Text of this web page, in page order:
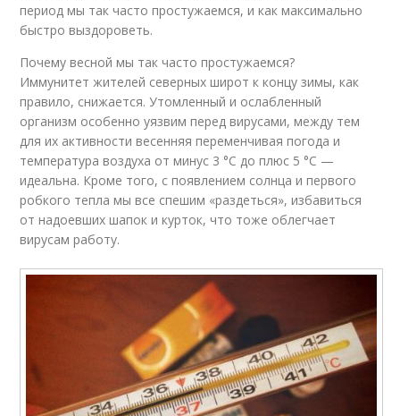
период мы так часто простужаемся, и как максимально
быстро выздороветь.
Почему весной мы так часто простужаемся?
Иммунитет жителей северных широт к концу зимы, как
правило, снижается. Утомленный и ослабленный
организм особенно уязвим перед вирусами, между тем
для их активности весенняя переменчивая погода и
температура воздуха от минус 3 °С до плюс 5 °С —
идеальна. Кроме того, с появлением солнца и первого
робкого тепла мы все спешим «раздеться», избавиться
от надоевших шапок и курток, что тоже облегчает
вирусам работу.